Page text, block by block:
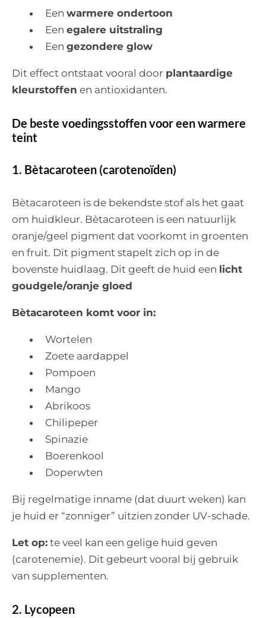
Een warmere ondertoon
Een egalere uitstraling
Een gezondere glow
Dit effect ontstaat vooral door plantaardige
kleurstoffen en antioxidanten.
De beste voedingsstoffen voor een warmere
teint
1. Bètacaroteen (carotenoïden)
Bètacaroteen is de bekendste stof als het gaat
om huidkleur. Bètacaroteen is een natuurlijk
oranje/geel pigment dat voorkomt in groenten
en fruit. Dit pigment stapelt zich op in de
bovenste huidlaag. Dit geeft de huid een licht
goudgele/oranje gloed
Bètacaroteen komt voor in:
Wortelen
Zoete aardappel
Pompoen
Mango
Abrikoos
Chilipeper
Spinazie
Boerenkool
Doperwten
Bij regelmatige inname (dat duurt weken) kan
je huid er “zonniger” uitzien zonder UV-schade.
Let op: te veel kan een gelige huid geven
(carotenemie). Dit gebeurt vooral bij gebruik
van supplementen.
2. Lycopeen